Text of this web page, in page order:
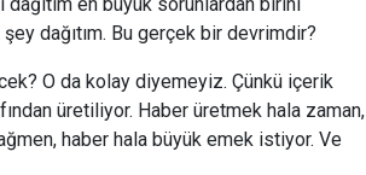
en büyük sorunlardan birini
dağıtım. Bu gerçek bir devrimdir?
O da kolay diyemeyiz. Çünkü içerik
üretiliyor. Haber üretmek hala zaman,
haber hala büyük emek istiyor. Ve